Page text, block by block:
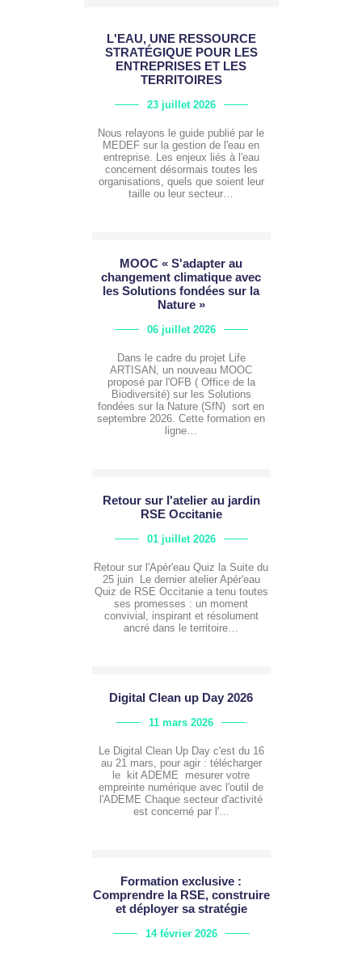
L'EAU, UNE RESSOURCE
STRATÉGIQUE POUR LES
ENTREPRISES ET LES
TERRITOIRES
23 juillet 2026
Nous relayons le guide publié par le
MEDEF sur la gestion de l'eau en
entreprise. Les enjeux liés à l'eau
concernent désormais toutes les
organisations, quels que soient leur
taille ou leur secteur…
MOOC « S'adapter au
changement climatique avec
les Solutions fondées sur la
Nature »
06 juillet 2026
Dans le cadre du projet Life
ARTISAN, un nouveau MOOC
proposé par l'OFB ( Office de la
Biodiversité) sur les Solutions
fondées sur la Nature (SfN) sort en
septembre 2026. Cette formation en
ligne…
Retour sur l'atelier au jardin
RSE Occitanie
01 juillet 2026
Retour sur l'Apér'eau Quiz la Suite du
25 juin Le dernier atelier Apér'eau
Quiz de RSE Occitanie a tenu toutes
ses promesses : un moment
convivial, inspirant et résolument
ancré dans le territoire…
Digital Clean up Day 2026
11 mars 2026
Le Digital Clean Up Day c'est du 16
au 21 mars, pour agir : télécharger
le kit ADEME mesurer votre
empreinte numérique avec l'outil de
l'ADEME Chaque secteur d'activité
est concerné par l'…
Formation exclusive :
Comprendre la RSE, construire
et déployer sa stratégie
14 février 2026